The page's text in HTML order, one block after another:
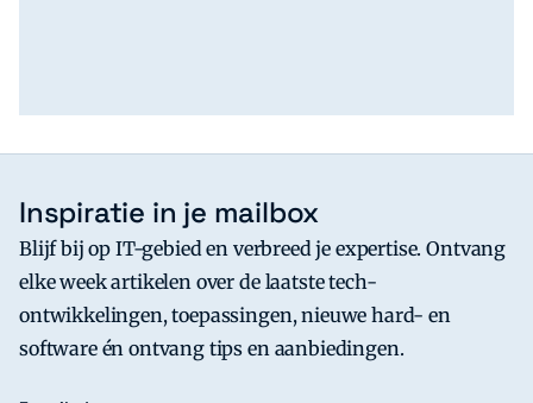
Inspiratie in je mailbox
Blijf bij op IT-gebied en verbreed je expertise. Ontvang
elke week artikelen over de laatste tech-
ontwikkelingen, toepassingen, nieuwe hard- en
software én ontvang tips en aanbiedingen.